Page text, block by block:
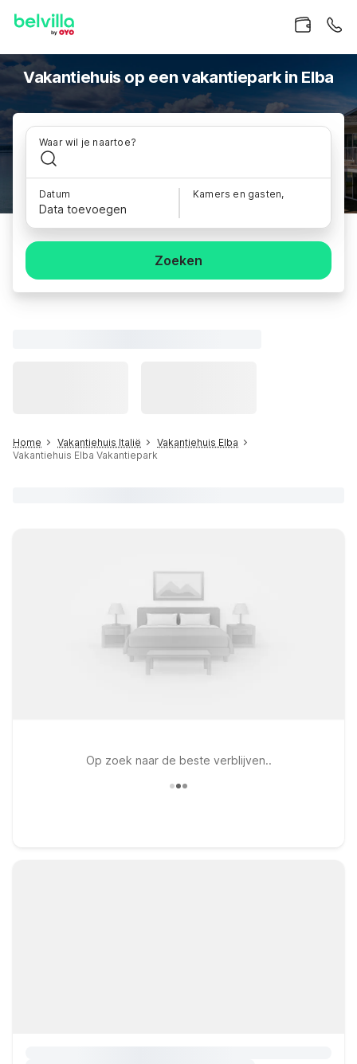
Vakantiehuis op een vakantiepark in Elba
Waar wil je naartoe?
Datum
Data toevoegen
Kamers en gasten,
Zoeken
Home Vakantiehuis Italië
Vakantiehuis Elba
Vakantiehuis Elba Vakantiepark
Op zoek naar de beste verblijven..